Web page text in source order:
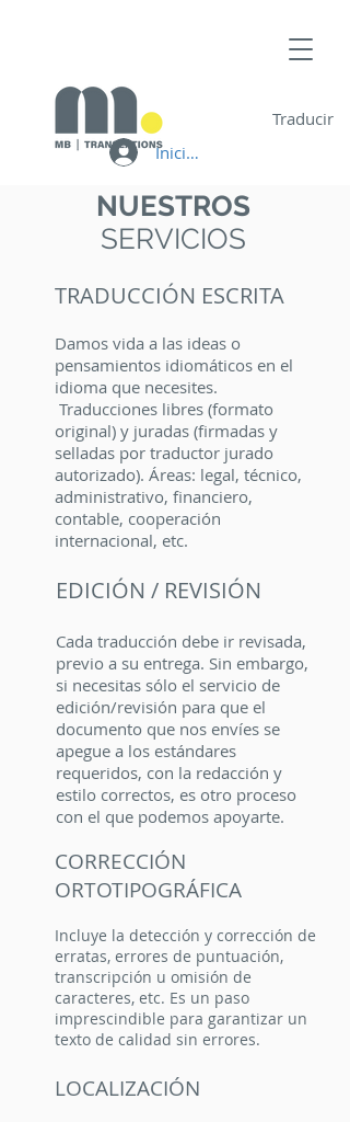
Iniciar sesión
Traducir
NUESTROS
SERVICIOS
TRADUCCIÓN ESCRITA
Damos vida a las ideas o
pensamientos idiomáticos en el
idioma que necesites.
Traducciones libres (formato
original) y juradas (firmadas y
selladas por traductor jurado
autorizado). Áreas: legal, técnico,
administrativo, financiero,
contable, cooperación
internacional, etc.
EDICIÓN / REVISIÓN
Cada traducción debe ir revisada,
previo a su entrega. Sin embargo,
si necesitas sólo el servicio de
edición/revisión para que el
documento que nos envíes se
apegue a los estándares
requeridos, con la redacción y
estilo correctos, es otro proceso
con el que podemos apoyarte.
CORRECCIÓN
ORTOTIPOGRÁFICA
Incluye la detección y corrección de
erratas, errores de puntuación,
transcripción u omisión de
caracteres, etc. Es un paso
imprescindible para garantizar un
texto de calidad sin errores.
LOCALIZACIÓN